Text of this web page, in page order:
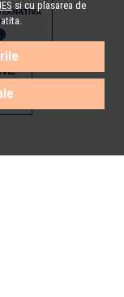
si cu plasarea de